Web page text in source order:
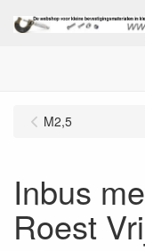
M2,5
Inbus
Roest